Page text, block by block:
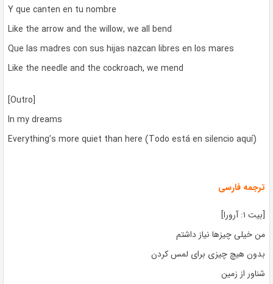
Y que canten en tu nombre
Like the arrow and the willow, we all bend
Que las madres con sus hijas nazcan libres en los mares
Like the needle and the cockroach, we mend
[Outro]
In my dreams
Everything’s more quiet than here (Todo está en silencio aquí)
ترجمه فارسی
[بیت ۱: آرورا]
من خیلی چیزها نیاز داشتم
بدون هیچ چیزی برای لمس کردن
شناور از زمین